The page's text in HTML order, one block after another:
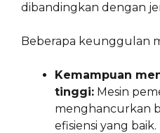
dibandingkan dengan
Beberapa keunggulan
Kemampuan
tinggi: Mesin
menghancurkan
efisiensi yang baik.